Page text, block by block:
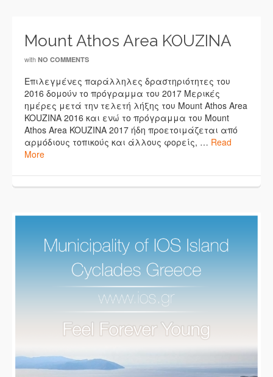
Mount Athos Area KOUZINA
with NO COMMENTS
Επιλεγμένες παράλληλες δραστηριότητες του
2016 δομούν το πρόγραμμα του 2017 Μερικές
ημέρες μετά την τελετή λήξης του Mount Athos Area
KOUZINA 2016 και ενώ το πρόγραμμα του Mount
Athos Area KOUZINA 2017 ήδη προετοιμάζεται από
αρμόδιους τοπικούς και άλλους φορείς, … Read
More